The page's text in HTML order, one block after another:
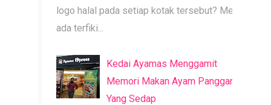
logo halal pada setiap kotak tersebut? Mesti
ada terfiki...
Kedai Ayamas Menggamit
Memori Makan Ayam Panggang
Yang Sedap